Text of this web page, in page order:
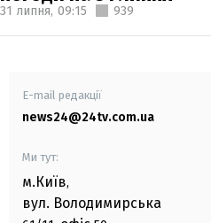
31 липня, 09:15 939
E-mail редакції
news24@24tv.com.ua
Ми тут:
м.Київ,
вул. Володимирська